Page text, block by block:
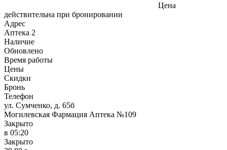
Цена
действительна при бронировании
Адрес
Аптека 2
Наличие
Обновлено
Время работы
Цены
Скидки
Бронь
Телефон
ул. Сумченко, д. 65б
Могилевская Фармация Аптека №109
Закрыто
в 05:20
Закрыто